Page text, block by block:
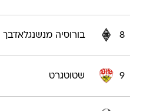
8 בורוסיה מנשנגלאדבך
9 שטוטגרט